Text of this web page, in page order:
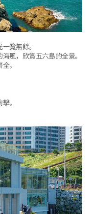
覽無餘。
風，欣賞五六島的全景。
，
，